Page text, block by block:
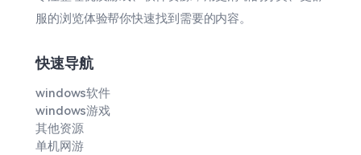
服的浏览体验帮你快速找到需要的内容。
快速导航
windows软件
windows游戏
其他资源
单机网游